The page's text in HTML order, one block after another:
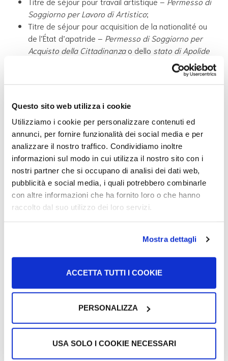
Questo sito web utilizza i cookie
Utilizziamo i cookie per personalizzare contenuti ed
annunci, per fornire funzionalità dei social media e per
analizzare il nostro traffico. Condividiamo inoltre
informazioni sul modo in cui utilizza il nostro sito con i
nostri partner che si occupano di analisi dei dati web,
pubblicità e social media, i quali potrebbero combinarle
con altre informazioni che ha fornito loro o che hanno
raccolto dal suo utilizzo dei loro servizi.
Mostra dettagli
ACCETTA TUTTI I COOKIE
PERSONALIZZA
USA SOLO I COOKIE NECESSARI
Soggiorno per Lavoro di Artistico;
Titre de séjour pour acquisition de la nationalité ou
de l’État d’apatride – Permesso di Soggiorno per
Acquisto della Cittadinanzao dello stato di Apolide
(sauf dans les cas où l’étranger était auparavant en
possession d’un permis de demande d’asile).
Attention:
avec certains titres de séjour (comme le titre
de séjour pour tourisme ou affaires) , vous ne pouvez pas
travailler.
De quels autres documents
ai-je besoin pour avoir un
contrat de travail?
êtes légal en Italie grâce à un titre de séjour (permesso di
Carte d’identité –Carta d’Identità
Numéro fiscal –Codice Fiscale
Si vous n’avez pas de carte d’identité, ne vous inquiétez
pas. Habituellement, le permis est utilisé comme document
d’identité. Sinon, vous pouvez demander à votre Commune